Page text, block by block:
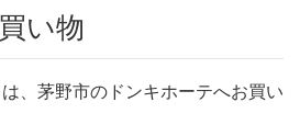
い物
、茅野市のドンキホーテへお買い